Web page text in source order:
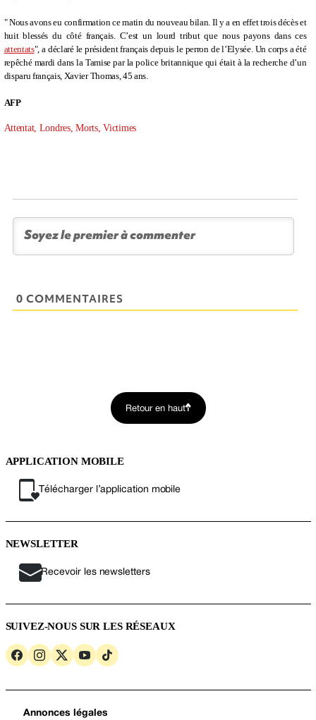
" Nous avons eu confirmation ce matin du nouveau bilan. Il y a en effet trois décès et
huit blessés du côté français. C’est un lourd tribut que nous payons dans ces
attentats", a déclaré le président français depuis le perron de l’Elysée. Un corps a été
repêché mardi dans la Tamise par la police britannique qui était à la recherche d’un
disparu français, Xavier Thomas, 45 ans.
AFP
Attentat, Londres, Morts, Victimes
0 COMMENTAIRES
Retour en haut
APPLICATION MOBILE
Télécharger l’application mobile
NEWSLETTER
Recevoir les newsletters
SUIVEZ-NOUS SUR LES RÉSEAUX
Annonces légales